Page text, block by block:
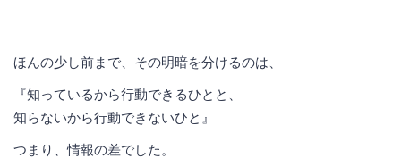
ほんの少し前まで、その明暗を分けるのは、
『知っているから行動できるひとと、
知らないから行動できないひと』
つまり、情報の差でした。